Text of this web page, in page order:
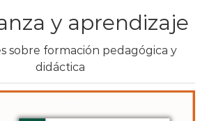
y aprendizaje
sobre formación pedagógica y
didáctica